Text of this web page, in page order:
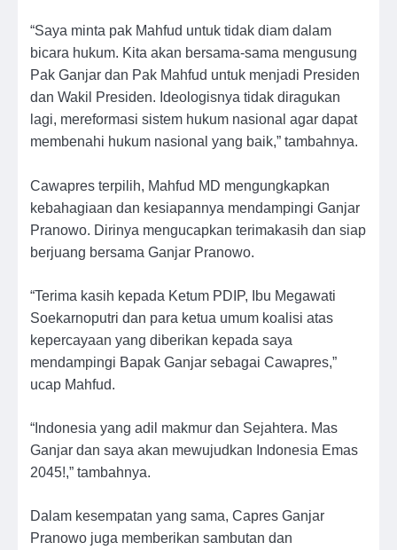
“Saya minta pak Mahfud untuk tidak diam dalam
bicara hukum. Kita akan bersama-sama mengusung
Pak Ganjar dan Pak Mahfud untuk menjadi Presiden
dan Wakil Presiden. Ideologisnya tidak diragukan
lagi, mereformasi sistem hukum nasional agar dapat
membenahi hukum nasional yang baik,” tambahnya.
Cawapres terpilih, Mahfud MD mengungkapkan
kebahagiaan dan kesiapannya mendampingi Ganjar
Pranowo. Dirinya mengucapkan terimakasih dan siap
berjuang bersama Ganjar Pranowo.
“Terima kasih kepada Ketum PDIP, Ibu Megawati
Soekarnoputri dan para ketua umum koalisi atas
kepercayaan yang diberikan kepada saya
mendampingi Bapak Ganjar sebagai Cawapres,”
ucap Mahfud.
“Indonesia yang adil makmur dan Sejahtera. Mas
Ganjar dan saya akan mewujudkan Indonesia Emas
2045!,” tambahnya.
Dalam kesempatan yang sama, Capres Ganjar
Pranowo juga memberikan sambutan dan